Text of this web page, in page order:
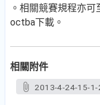
。相關競賽規程亦可
octba下載。
相關附件
2013-4-24-15-